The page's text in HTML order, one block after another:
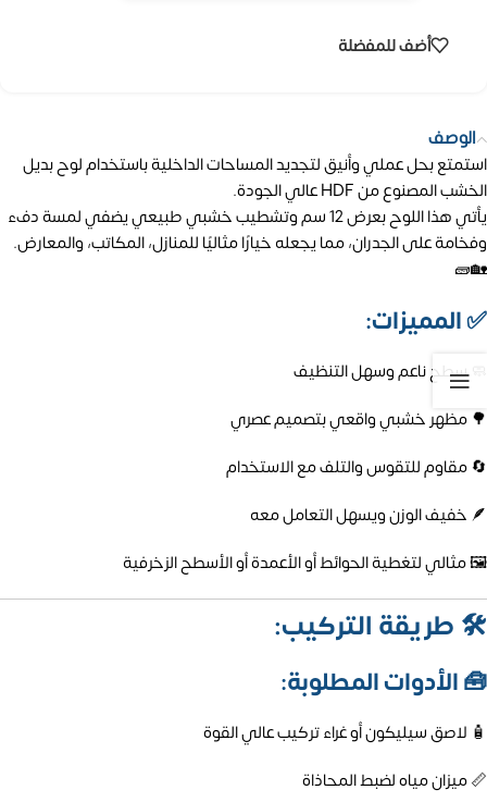
أضف للمفضلة
الوصف
استمتع بحل عملي وأنيق لتجديد المساحات الداخلية باستخدام لوح بديل
الخشب المصنوع من HDF عالي الجودة.
يأتي هذا اللوح بعرض 12 سم وتشطيب خشبي طبيعي يضفي لمسة دفء
وفخامة على الجدران، مما يجعله خيارًا مثاليًا للمنازل، المكاتب، والمعارض.
🏡🧱
✅المميزات:
🧼 سطح ناعم وسهل التنظيف
🌳 مظهر خشبي واقعي بتصميم عصري
🔄 مقاوم للتقوس والتلف مع الاستخدام
🪶 خفيف الوزن ويسهل التعامل معه
🖼️ مثالي لتغطية الحوائط أو الأعمدة أو الأسطح الزخرفية
🛠️ طريقة التركيب:
🧰الأدوات المطلوبة:
🧴 لاصق سيليكون أو غراء تركيب عالي القوة
📏 ميزان مياه لضبط المحاذاة